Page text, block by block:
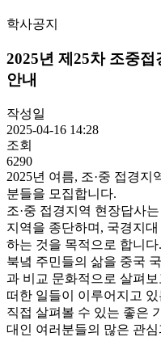
학사공지
2025년 제25차 조중접
안내
작성일
2025-04-16 14:28
조회
6290
2025년 여름, 조·중 접경지
분들을 모집합니다.
조·중 접경지역 현장답사
지역을 종단하며, 국경지
하는 것을 목적으로 합니다.
북녘 주민들의 삶을 중국
과 비교 문화적으로 살펴
떠한 일들이 이루어지고 있
직접 살펴볼 수 있는 좋은
대인 여러분들의 많은 관